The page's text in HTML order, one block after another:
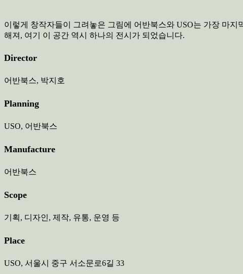
이렇게 창작자들이 그려놓은 그림에 어반북스와 USO는 가장 마
해져, 여기 이 공간 역시 하나의 전시가 되었습니다.
Director
어반북스, 박지호
Planning
USO, 어반북스
Manufacture
어반북스
Scope
기획, 디자인, 제작, 유통, 운영 등
Place
USO, 서울시 중구 서소문로6길 33